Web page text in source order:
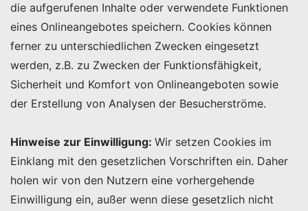
die aufgerufenen Inhalte oder verwendete Funktionen
eines Onlineangebotes speichern. Cookies können
ferner zu unterschiedlichen Zwecken eingesetzt
werden, z.B. zu Zwecken der Funktionsfähigkeit,
Sicherheit und Komfort von Onlineangeboten sowie
der Erstellung von Analysen der Besucherströme.
Hinweise zur Einwilligung: Wir setzen Cookies im
Einklang mit den gesetzlichen Vorschriften ein. Daher
holen wir von den Nutzern eine vorhergehende
Einwilligung ein, außer wenn diese gesetzlich nicht